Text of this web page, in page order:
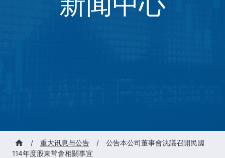
/ 重大讯息与公告 /
公告本公司董事會決議召開民國
114年度股東常會相關事宜